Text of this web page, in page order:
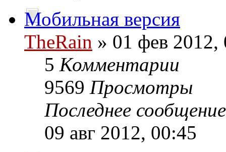
Мобильная версия
TheRain » 01 фев 2012,
5 Комментарии
9569 Просмотры
Последнее
09 авг 2012, 00:45